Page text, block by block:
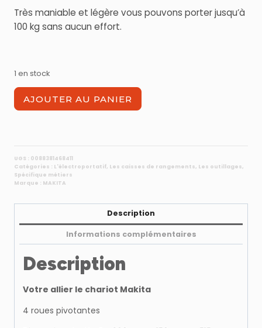
Très maniable et légère vous pouvons porter jusqu’à
100 kg sans aucun effort.
1 en stock
quantité
de
pour
Makpac
Makita
AJOUTER AU PANIER
UGS : 0088381468411
Catégories : L'électroportatif, Les caisses de rangements, Les outillages,
Spécifique métiers
Marque : MAKITA
Description
Informations complémentaires
Description
Votre allier le chariot Makita
4 roues pivotantes